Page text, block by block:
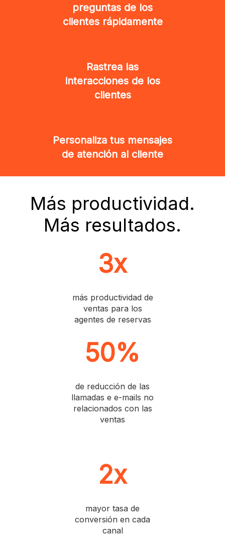
preguntas de los
clientes rápidamente
Rastrea las
interacciones de los
clientes
Personaliza tus mensajes
de atención al cliente
Más productividad.
Más resultados.
3x
más productividad de
ventas para los
agentes de reservas
50%
de reducción de las
llamadas e e-mails no
relacionados con las
ventas
2x
mayor tasa de
conversión en cada
canal